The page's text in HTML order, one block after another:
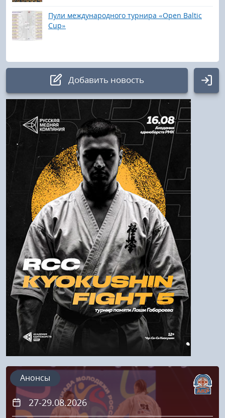
Пули международного турнира «Open Baltic
Cup»
Добавить новость
Авторизация
Логин:
Пароль
Войти
Напомнить пароль
Регистрация
27-29.08.2026
Анонсы